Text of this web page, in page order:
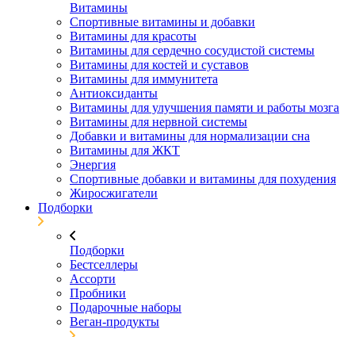
Витамины
Спортивные витамины и добавки
Витамины для красоты
Витамины для сердечно сосудистой системы
Витамины для костей и суставов
Витамины для иммунитета
Антиоксиданты
Витамины для улучшения памяти и работы мозга
Витамины для нервной системы
Добавки и витамины для нормализации сна
Витамины для ЖКТ
Энергия
Спортивные добавки и витамины для похудения
Жиросжигатели
Подборки
Подборки
Бестселлеры
Ассорти
Пробники
Подарочные наборы
Веган-продукты